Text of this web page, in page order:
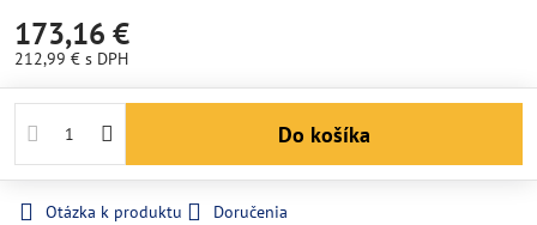
173,16 €
212,99 € s DPH
Do košíka
Otázka k produktu
Doručenia